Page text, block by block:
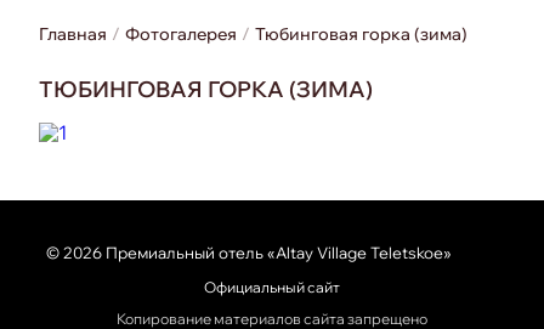
Главная Фотогалерея Тюбинговая горка (зима)
ТЮБИНГОВАЯ ГОРКА (ЗИМА)
© 2026 Премиальный отель «Altay Village Teletskoe»
Официальный сайт
Копирование материалов сайта запрещено